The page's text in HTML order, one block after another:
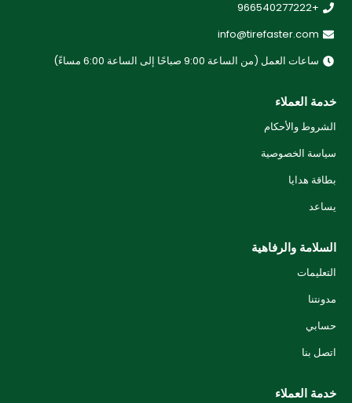
+966540277222
info@tirefaster.com
ساعات العمل (من الساعة 9:00 صباحًا إلى الساعة 6:00 مساءً)
خدمة العملاء
الشروط والأحكام
سياسة الخصوصية
بطاقة هدايا
يساعد
السلامة والرفاهية
التعليمات
مدونتنا
حسابي
اتصل بنا
خدمة العملاء